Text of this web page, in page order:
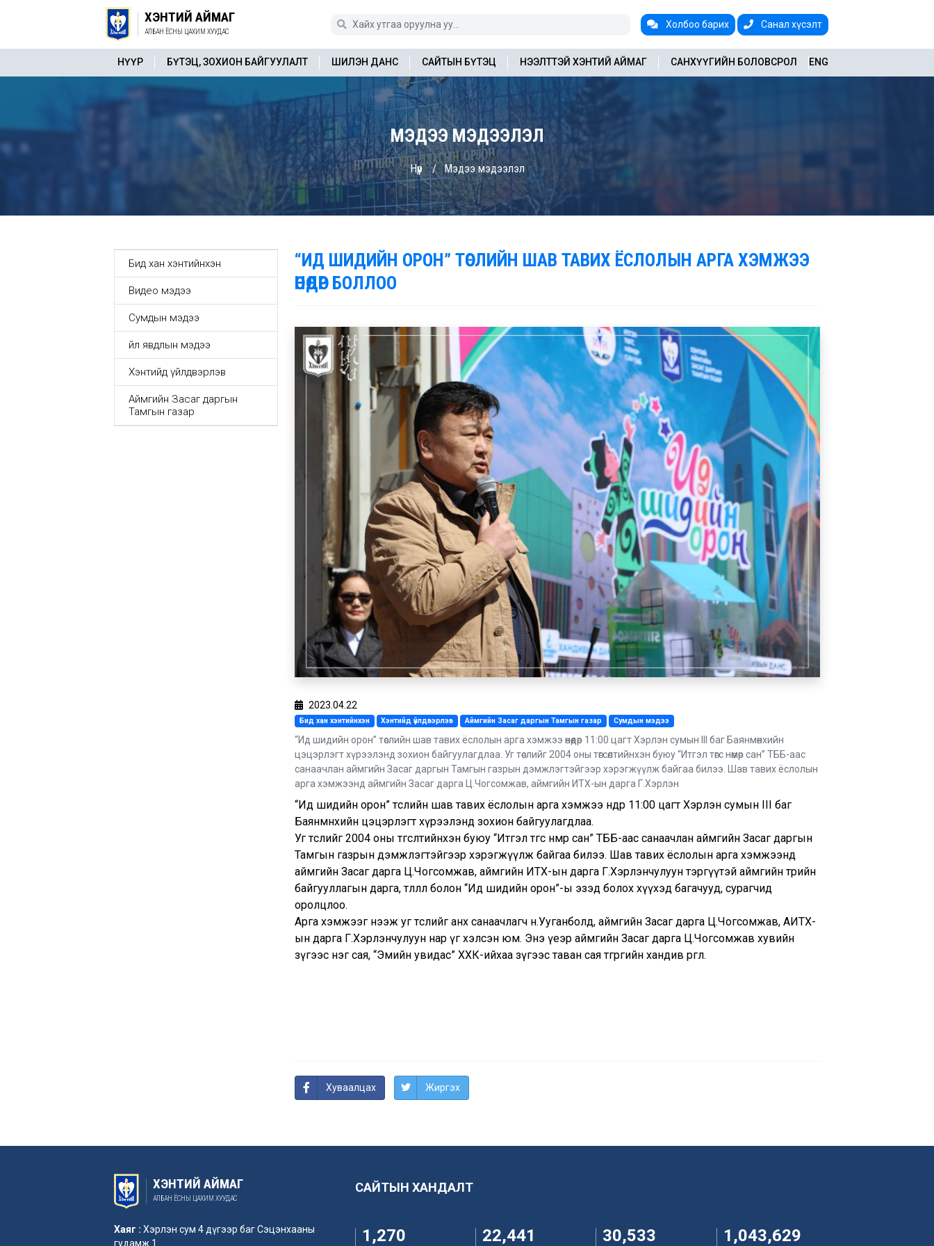
Холбоо барих Санал хүсэлт
ХЭНТИЙ АЙМАГ
АЛБАН ЁСНЫ ЦАХИМ ХУУДАС
ENG
НҮҮР БҮТЭЦ, ЗОХИОН БАЙГУУЛАЛТ ШИЛЭН ДАНС САЙТЫН БҮТЭЦ НЭЭЛТТЭЙ ХЭНТИЙ АЙМАГ САНХҮҮГИЙН БОЛОВСРОЛ
МЭДЭЭ МЭДЭЭЛЭЛ
Нүүр Мэдээ мэдээлэл
Бид хан хэнтийнхэн
Видео мэдээ
Сумдын мэдээ
Үйл явдлын мэдээ
Хэнтийд үйлдвэрлэв
Аймгийн Засаг даргын
Тамгын газар
“ИД ШИДИЙН ОРОН” ТӨСЛИЙН ШАВ ТАВИХ ЁСЛОЛЫН АРГА ХЭМЖЭЭ
ӨНӨӨДӨР БОЛЛОО
2023.04.22
Бид хан хэнтийнхэн Хэнтийд үйлдвэрлэв Аймгийн Засаг даргын Тамгын газар Сумдын мэдээ
“Ид шидийн орон” төслийн шав тавих ёслолын арга хэмжээ өнөөдөр 11:00 цагт Хэрлэн сумын III баг Баянмөнхийн
цэцэрлэгт хүрээлэнд зохион байгуулагдлаа. Уг төслийг 2004 оны төгсөлтийнхэн буюу “Итгэл төгс нөмөр сан” ТББ-аас
санаачлан аймгийн Засаг даргын Тамгын газрын дэмжлэгтэйгээр хэрэгжүүлж байгаа билээ. Шав тавих ёслолын
арга хэмжээнд аймгийн Засаг дарга Ц.Чогсомжав, аймгийн ИТХ-ын дарга Г.Хэрлэн
“Ид шидийн орон” төслийн шав тавих ёслолын арга хэмжээ өнөөдөр 11:00 цагт Хэрлэн сумын III баг
Баянмөнхийн цэцэрлэгт хүрээлэнд зохион байгуулагдлаа.
Уг төслийг 2004 оны төгсөлтийнхэн буюу “Итгэл төгс нөмөр сан” ТББ-аас санаачлан аймгийн Засаг даргын
Тамгын газрын дэмжлэгтэйгээр хэрэгжүүлж байгаа билээ. Шав тавих ёслолын арга хэмжээнд
аймгийн Засаг дарга Ц.Чогсомжав, аймгийн ИТХ-ын дарга Г.Хэрлэнчулуун тэргүүтэй аймгийн төрийн
байгууллагын дарга, төлөөлөл болон “Ид шидийн орон”-ы эзэд болох хүүхэд багачууд, сурагчид
оролцлоо.
Арга хэмжээг нээж уг төслийг анх санаачлагч н.Ууганболд, аймгийн Засаг дарга Ц.Чогсомжав, АИТХ-
ын дарга Г.Хэрлэнчулуун нар үг хэлсэн юм. Энэ үеэр аймгийн Засаг дарга Ц.Чогсомжав хувийн
зүгээс нэг сая, “Эмийн увидас” ХХК-ийхаа зүгээс таван сая төгрөгийн хандив өргөлөө.
Хуваалцах Жиргэх
ХЭНТИЙ АЙМАГ
АЛБАН ЁСНЫ ЦАХИМ ХУУДАС
Хаяг : Хэрлэн сум 4 дүгээр баг Сэцэнхааны
гудамж 1
САЙТЫН ХАНДАЛТ
1,270 22,441 30,533 1,043,629